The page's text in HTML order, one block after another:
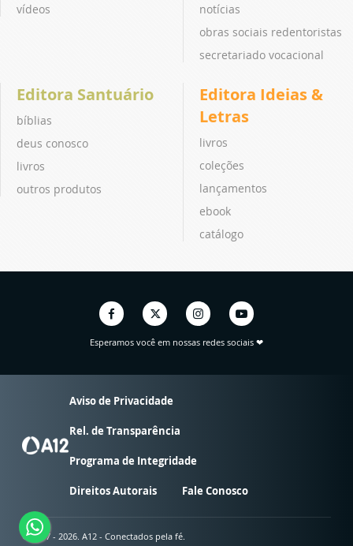
vídeos
notícias
obras sociais redentoristas
secretariado vocacional
Editora Santuário
bíblias
deus conosco
livros
outros produtos
Editora Ideias &
Letras
livros
coleções
lançamentos
ebook
catálogo
Esperamos você em nossas redes sociais ❤
Aviso de Privacidade
Rel. de Transparência
Programa de Integridade
Direitos Autorais Fale Conosco
© 2007 - 2026. A12 - Conectados pela fé.